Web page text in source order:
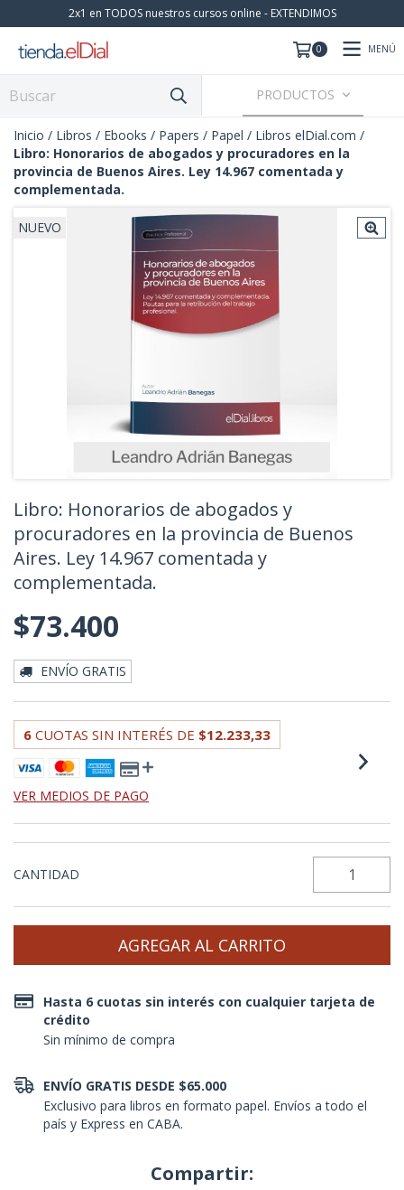
2x1 en TODOS nuestros cursos online - EXTENDIMOS
0 MENÚ
PRODUCTOS
Inicio / Libros / Ebooks / Papers / Papel / Libros elDial.com /
Libro: Honorarios de abogados y procuradores en la
provincia de Buenos Aires. Ley 14.967 comentada y
complementada.
NUEVO
Libro: Honorarios de abogados y
procuradores en la provincia de Buenos
Aires. Ley 14.967 comentada y
complementada.
$73.400
ENVÍO GRATIS
6 CUOTAS SIN INTERÉS DE $12.233,33
VER MEDIOS DE PAGO
CANTIDAD
Hasta 6 cuotas sin interés con cualquier tarjeta de
crédito
Sin mínimo de compra
ENVÍO GRATIS DESDE $65.000
Exclusivo para libros en formato papel. Envíos a todo el
país y Express en CABA.
Compartir: